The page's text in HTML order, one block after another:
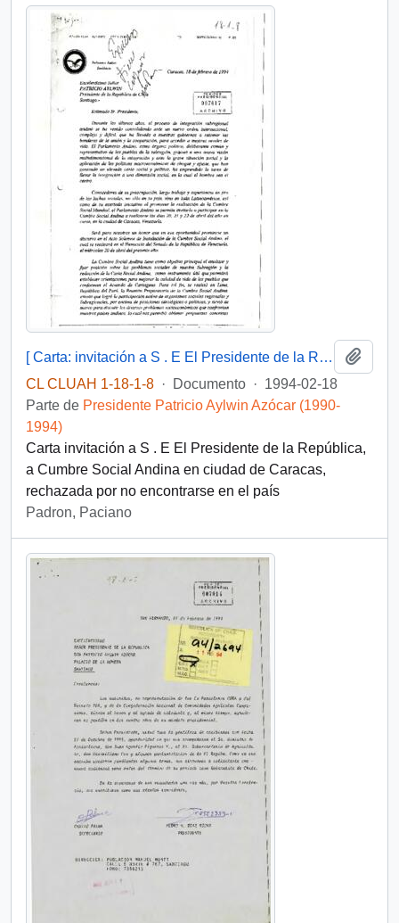
[ Carta: invitación a S . E El Presidente de la República, a Cumbre Social Andina en ciudad de Caracas ]
CL CLUAH 1-18-1-8 · Documento · 1994-02-18
Parte de Presidente Patricio Aylwin Azócar (1990-
1994)
Carta invitación a S . E El Presidente de la República,
a Cumbre Social Andina en ciudad de Caracas,
rechazada por no encontrarse en el país
Padron, Paciano